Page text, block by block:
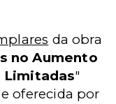
da obra
no Aumento
Limitadas"
oferecida por